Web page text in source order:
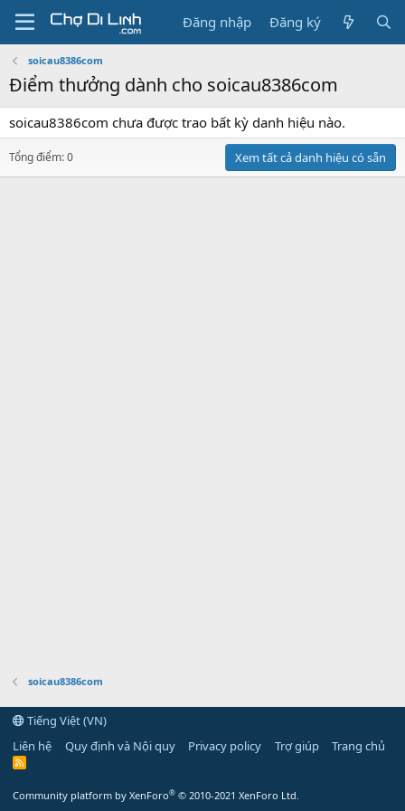
Đăng nhập Đăng ký
soicau8386com
Điểm thưởng dành cho soicau8386com
soicau8386com chưa được trao bất kỳ danh hiệu nào.
Tổng điểm: 0 Xem tất cả danh hiệu có sẵn
soicau8386com
Tiếng Việt (VN)
Liên hệ
Quy định và Nội quy Privacy policy Trợ giúp Trang chủ
R
Community platform by XenForo® © 2010-2021 XenForo Ltd.